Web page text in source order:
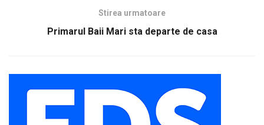
Stirea urmatoare
Primarul Baii Mari sta departe de casa